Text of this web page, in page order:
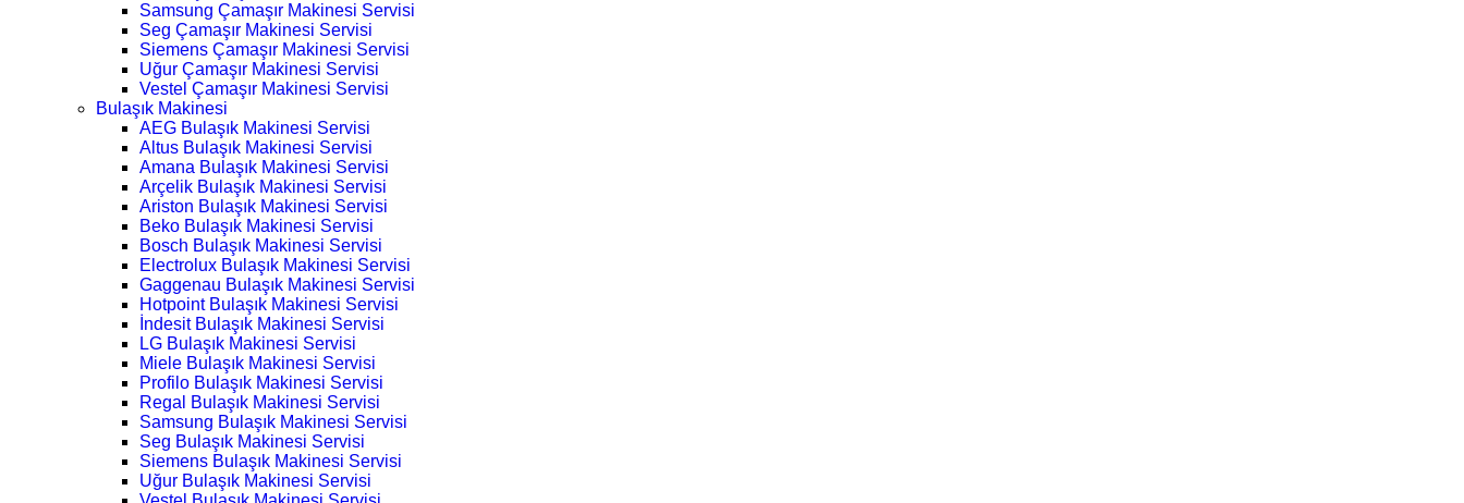
Samsung Çamaşır Makinesi Servisi
Seg Çamaşır Makinesi Servisi
Siemens Çamaşır Makinesi Servisi
Uğur Çamaşır Makinesi Servisi
Vestel Çamaşır Makinesi Servisi
Bulaşık Makinesi
AEG Bulaşık Makinesi Servisi
Altus Bulaşık Makinesi Servisi
Amana Bulaşık Makinesi Servisi
Arçelik Bulaşık Makinesi Servisi
Ariston Bulaşık Makinesi Servisi
Beko Bulaşık Makinesi Servisi
Bosch Bulaşık Makinesi Servisi
Electrolux Bulaşık Makinesi Servisi
Gaggenau Bulaşık Makinesi Servisi
Hotpoint Bulaşık Makinesi Servisi
İndesit Bulaşık Makinesi Servisi
LG Bulaşık Makinesi Servisi
Miele Bulaşık Makinesi Servisi
Profilo Bulaşık Makinesi Servisi
Regal Bulaşık Makinesi Servisi
Samsung Bulaşık Makinesi Servisi
Seg Bulaşık Makinesi Servisi
Siemens Bulaşık Makinesi Servisi
Uğur Bulaşık Makinesi Servisi